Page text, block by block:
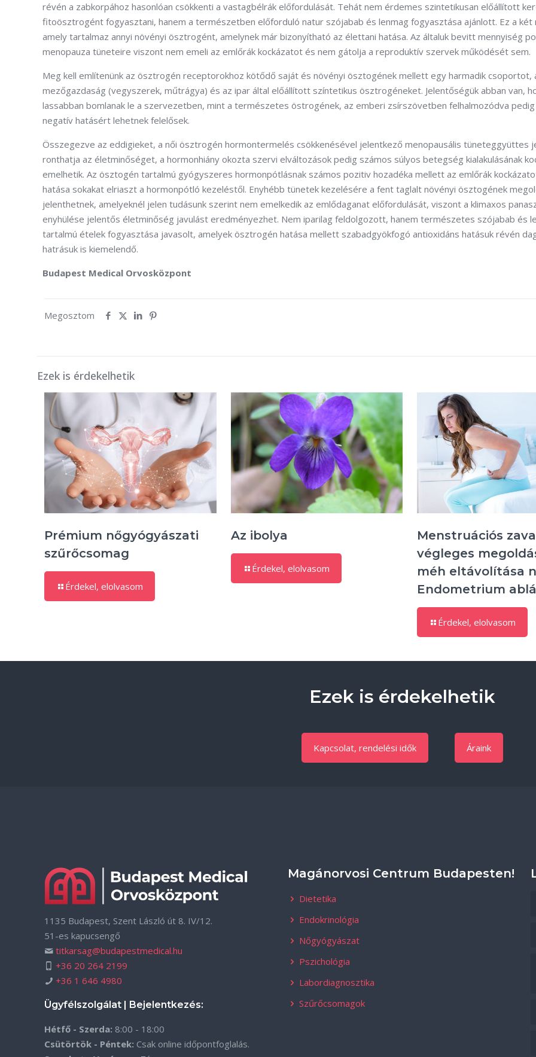
révén a zabkorpához hasonlóan csökkenti a vastagbélrák előfordulását. Tehát nem érdemes szintetikusan előállított
fitoösztrogént fogyasztani, hanem a természetben előforduló natur szójabab és lenmag fogyasztása ajánlott. Ez a két
amely tartalmaz annyi növényi ösztrogént, amelynek már bizonyítható az élettani hatása. Az általuk bevitt mennyiség
menopauza tüneteire viszont nem emeli az emlőrák kockázatot és nem gátolja a reproduktív szervek működését sem.
Meg kell említenünk az ösztrogén receptorokhoz kötődő saját és növényi ösztogének mellett egy harmadik csoportot,
mezőgazdaság (vegyszerek, műtrágya) és az ipar által előállított színtetikus ösztrogéneket. Jelentőségük abban van,
lassabban bomlanak le a szervezetben, mint a természetes östrogének, az emberi zsírszövetben felhalmozódva
negatív hatásért lehetnek felelősek.
Összegezve az eddigieket, a női ösztrogén hormontermelés csökkenésével jelentkező menopausális tüneteggyüttes
ronthatja az életminőséget, a hormonhiány okozta szervi elváltozások pedig számos súlyos betegség kialakulásának
emelhetik. Az ösztogén tartalmú gyógyszeres hormonpótlásnak számos pozitiv hozadéka mellett az emlőrák
hatása sokakat elriaszt a hormonpótló kezeléstől. Enyhébb tünetek kezelésére a fent taglalt növényi ösztogének
jelenthetnek, amelyeknél jelen tudásunk szerint nem emelkedik az emlődaganat előfordulását, viszont a klimaxos
enyhülése jelentős életminőség javulást eredményezhet. Nem iparilag feldolgozott, hanem természetes szójabab és
tartalmú ételek fogyasztása javasolt, amelyek ösztrogén hatása mellett szabadgyökfogó antioxidáns hatásuk révén
hatrásuk is kiemelendő.
Budapest Medical Orvosközpont
Megosztom
Ezek is érdekelhetik
Prémium nőgyógyászati
szűrőcsomag
Érdekel, elolvasom
Az ibolya
Érdekel, elolvasom
Menstruációs
végleges
méh eltávolítása
Endometrium
Érdekel, elolvasom
Ezek is érdekelhetik
Kapcsolat, rendelési idők Áraink
1135 Budapest, Szent László út 8. IV/12.
51-es kapucsengő
titkarsag@budapestmedical.hu
+36 20 264 2199
+36 1 646 4980
Ügyfélszolgálat | Bejelentkezés:
Hétfő - Szerda: 8:00 - 18:00
Csütörtök - Péntek: Csak online időpontfoglalás.
Magánorvosi Centrum Budapesten!
Dietetika
Endokrinológia
Nőgyógyászat
Pszichológia
Labordiagnosztika
Szűrőcsomagok